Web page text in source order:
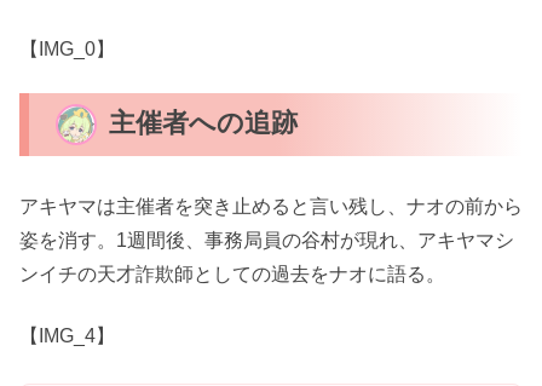
【IMG_0】
主催者への追跡
アキヤマは主催者を突き止めると言い残し、ナオの前から
姿を消す。1週間後、事務局員の谷村が現れ、アキヤマシ
ンイチの天才詐欺師としての過去をナオに語る。
【IMG_4】